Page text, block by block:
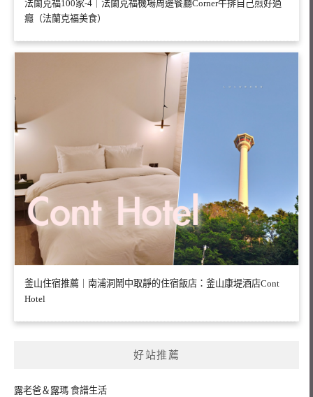
法蘭克福100家-4｜法蘭克福機場周邊餐廳Corner牛排自己煎好過
癮（法蘭克福美食）
釜山住宿推薦｜南浦洞鬧中取靜的住宿飯店：釜山康堤酒店Cont
Hotel
好站推薦
露老爸＆露瑪 食譜生活